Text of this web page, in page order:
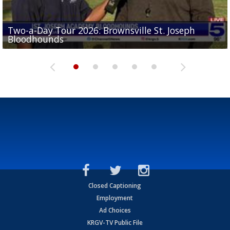
Two-a-Day Tour 2026: Brownsville St. Joseph
Bloodhounds
Two-a-Day Tour 2026: St. Joseph Academy
Bloodhounds
Two-a-Day Tour 2026: Sharyland Rattlers
Sit-down interview with UTRGV wide receiver
Tavian Cord
Two-a-Day Tour 2026: Raymondville Bearkats
Closed Captioning
Employment
Ad Choices
KRGV-TV Public File